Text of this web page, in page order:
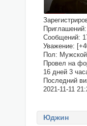
Приглашений:
Сообщений:
Уважение:
Пол: Мужской
Провел на
16 дней 3
Последний
2021-11-11
Юджин